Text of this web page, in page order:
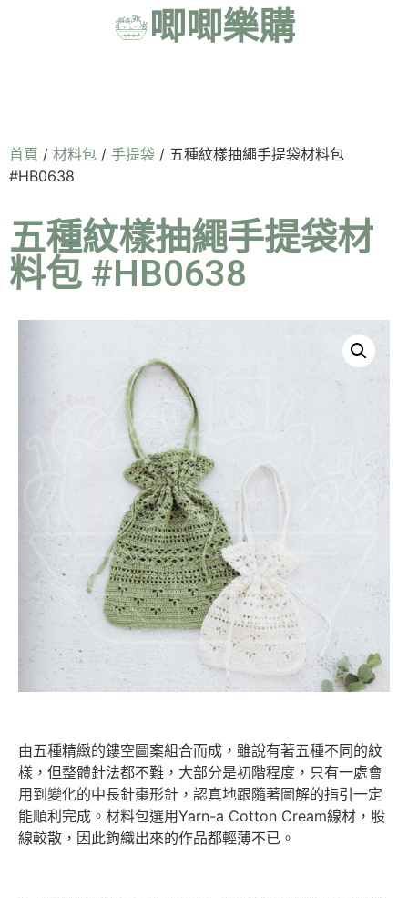
唧唧樂購
首頁 / 材料包 / 手提袋 / 五種紋樣抽繩手提袋材料包
#HB0638
五種紋樣抽繩手提袋材
料包 #HB0638
由五種精緻的鏤空圖案組合而成，雖說有著五種不同的紋
樣，但整體針法都不難，大部分是初階程度，只有一處會
用到變化的中長針棗形針，認真地跟隨著圖解的指引一定
能順利完成。材料包選用Yarn-a Cotton Cream線材，股
線較散，因此鉤織出來的作品都輕薄不已。